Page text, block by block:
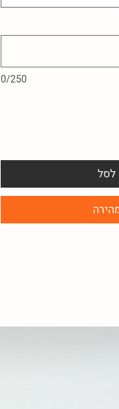
0/250
לסל